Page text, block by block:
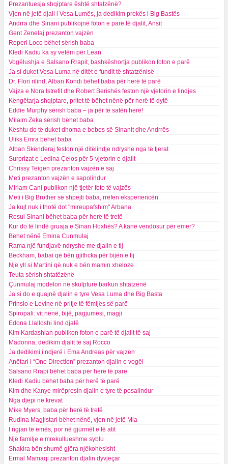
Prezantuesja shqiptare është shtatzënë?
Vjen në jetë djali i Vesa Lumës, ja dedikim prekës i Big Bastës
Andrra dhe Sinani publikojnë foton e parë të djalit, Ansit
Gent Zenelaj prezanton vajzën
Reperi Loco bëhet sërish baba
Kledi Kadiu ka sy vetëm për Lean
Vogëlushja e Salsano Rrapit, bashkëshortja publikon foton e parë
Ja si duket Vesa Luma në ditët e fundit të shtatzënisë
Dr. Flori rilind, Alban Kondi bëhet baba për herë të parë
Vajza e Nora Istrefit dhe Robert Berishës feston një vjetorin e lindjes
Këngëtarja shqiptare, pritet të bëhet nënë për herë të dytë
Eddie Murphy sërish baba – ja për të satën herë!
Milaim Zeka sërish bëhet baba
Kështu do të duket dhoma e bebes së Sinanit dhe Andrrës
Uliks Emra bëhet baba
Alban Skënderaj feston një ditëlindje ndryshe nga të tjerat
Surprizat e Ledina Çelos për 5-vjetorin e djalit
Chrissy Teigen prezanton vajzën e saj
Meti prezanton vajzën e sapolindur
Miriam Cani publikon një tjetër foto të vajzës
Meti i Big Brother së shpejti baba, rrëfen eksperiencën
Ja kujt nuk i thotë dot "mireupafshim" Arbana
Resul Sinani bëhet baba për herë të tretë
Kur do të lindë gruaja e Sinan Hoxhës? A kanë vendosur për emër?
Bëhet nënë Emina Cunmulaj
Rama një fundjavë ndryshe me djalin e tij
Beckham, babai që bën gjithcka për bijën e tij
Një yll si Martini që nuk e bën mamin xheloze
Teuta sërish shtatëzënë
Çunmulaj modelon në skulpturë barkun shtatzënë
Ja si do e quajnë djalin e tyre Vesa Luma dhe Big Basta
Prinslo e Levine në pritje të fëmijës së parë
Spiropali: vit nënë, bijë, pagjumësi, magji
Edona Llalloshi lind djalë
Kim Kardashian publikon foton e parë të djalit të saj
Madonna, dedikim djalit të saj Rocco
Ja dedikimi i ndjerë i Ema Andreas për vajzën
Anëtari i “One Direction” prezanton djalin e vogël
Salsano Rrapi bëhet baba për herë të parë
Kledi Kadiu bëhet baba për herë të parë
Kim dhe Kanye mirëpresin djalin e tyre të posalindur
Nga djepi në krevat
Mike Myers, baba për herë të tretë
Rudina Magjistari bëhet nënë, vjen në jetë Mia
I ngjan të ëmës, por në gjurmët e të atit
Një familje e mrekullueshme syblu
Shakira bën shumë gjëra njëkohësisht
Ermal Mamaqi prezanton djalin dyvjeçar